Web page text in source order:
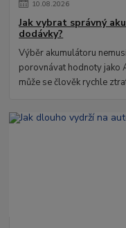
10.08.2026
Jak vybrat správný
dodávky?
Výběr akumulátoru
porovnávat hodnoty jako
může se člověk rychle